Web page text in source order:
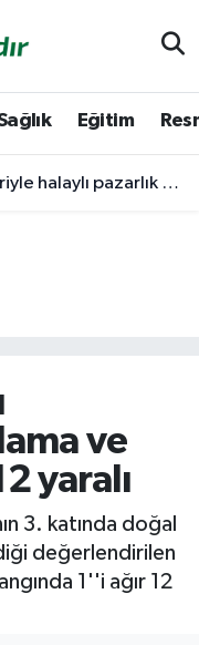
Eğitim
pazarlık gülümsetti
ve
yaralı
3. katında doğal
değerlendirilen
1''i ağır 12